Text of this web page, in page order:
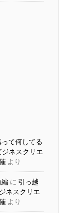
て何してる
ジネスクリエ
より
編 に 引っ越
ネスクリエ
より